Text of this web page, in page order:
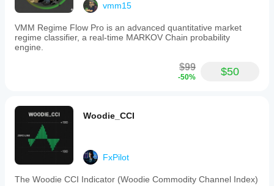
vmm15
VMM Regime Flow Pro is an advanced quantitative market
regime classifier, a real-time MARKOV Chain probability
engine.
$99
-50% $50
Woodie_CCI
FxPilot
The Woodie CCI Indicator (Woodie Commodity Channel Index)